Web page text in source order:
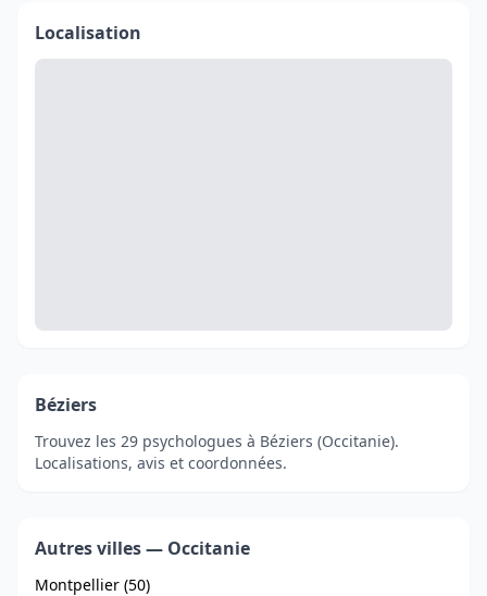
Localisation
Béziers
Trouvez les 29 psychologues à Béziers (Occitanie).
Localisations, avis et coordonnées.
Autres villes — Occitanie
Montpellier (50)